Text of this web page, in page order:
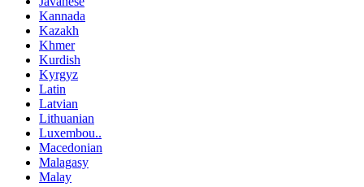
Kannada
Kazakh
Khmer
Kurdish
Kyrgyz
Latin
Latvian
Lithuanian
Luxembou..
Macedonian
Malagasy
Malay